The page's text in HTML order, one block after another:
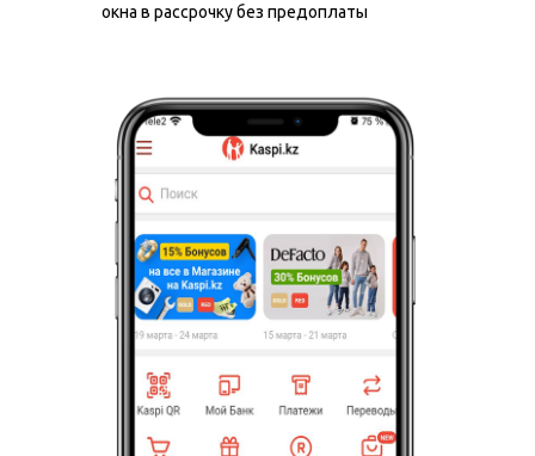
окна в рассрочку без предоплаты